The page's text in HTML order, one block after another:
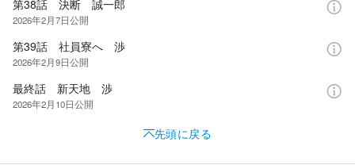
第38話 決断 誠一郎
2026年2月7日公開
第39話 社員寮へ 渉
2026年2月9日公開
最終話 新天地 渉
2026年2月10日公開
先頭に戻る